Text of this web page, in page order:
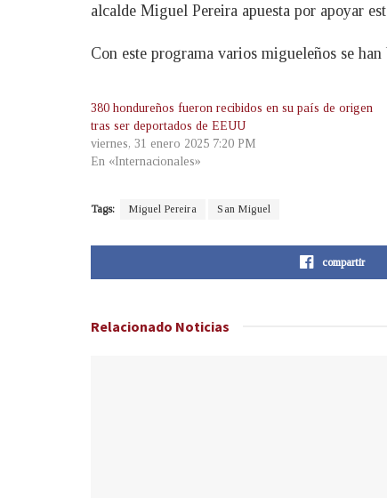
alcalde Miguel Pereira apuesta por apoyar
Con este programa varios migueleños se
380 hondureños fueron recibidos en su país de origen
tras ser deportados de EEUU
viernes, 31 enero 2025 7:20 PM
En «Internacionales»
Tags: Miguel Pereira San Miguel
compartir
Relacionado Noticias